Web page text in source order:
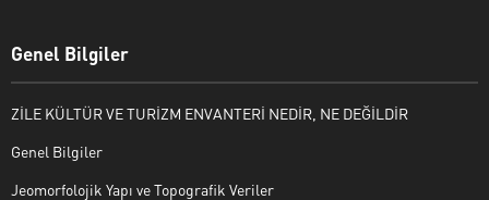
Genel Bilgiler
ZİLE KÜLTÜR VE TURİZM ENVANTERİ NEDİR, NE DEĞİLDİR
Genel Bilgiler
Jeomorfolojik Yapı ve Topografik Veriler